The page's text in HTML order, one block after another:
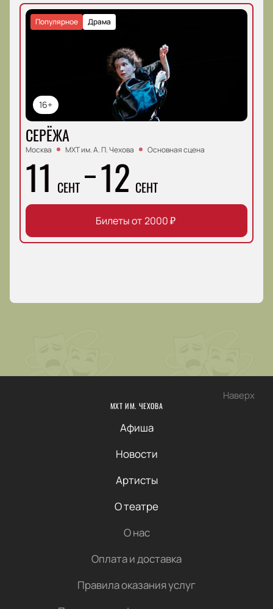
16+
Драма
Популярное
СЕРЁЖА
Москва МХТ им. А. П. Чехова Основная сцена
11 СЕНТ 12 СЕНТ
Билеты от 2000₽
Наверх
МХТ ИМ. ЧЕХОВА
Афиша
Новости
Артисты
О театре
О нас
Оплата и доставка
Правила оказания услуг